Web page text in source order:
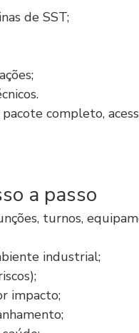
de SST;
completo,
a passo
turnos,
industrial;
impacto;